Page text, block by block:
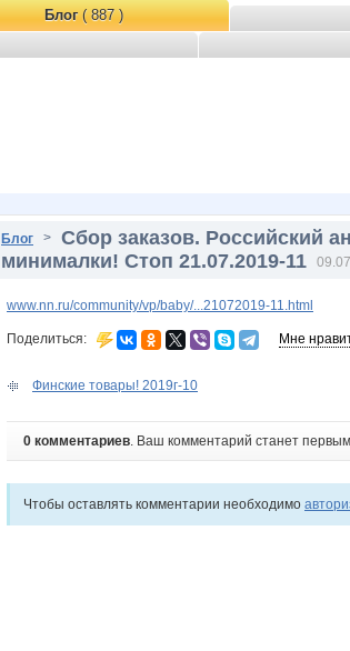
Блог( 887 )
Блог > Сбор заказов. Российский
минималки! Стоп 21.07.2019-11
www.nn.ru/community/vp/baby/...21072019-11.html
Поделиться: Мне
Финские товары! 2019г-10
0 комментариев. Ваш комментарий станет первым
Чтобы оставлять комментарии необходимо